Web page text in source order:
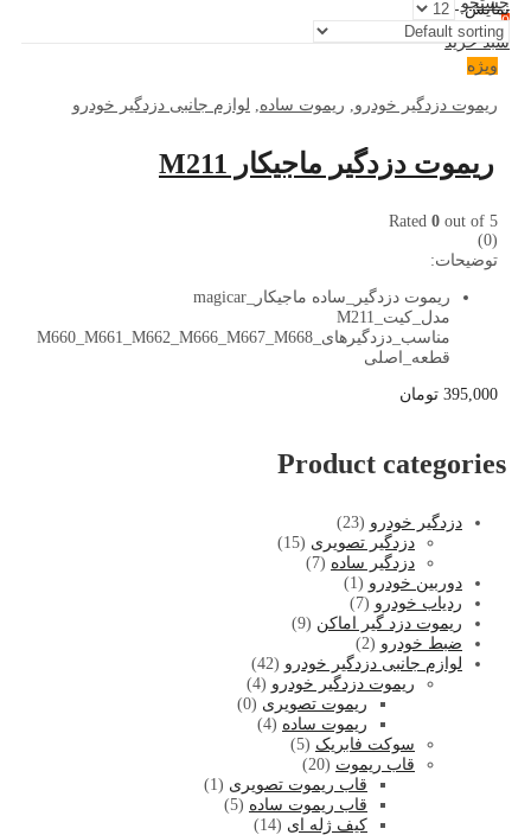
0
سبد خرید
نمایش:
ویژه
ریموت دزدگیر خودرو ریموت ساده لوازم جانبی دزدگیر خودرو
ریموت دزدگیر ماجیکار M211
Rated 0 out of 5
(0)
توضیحات:
ریموت دزدگیر_ساده ماجیکار_magicar
مدل_کیت_M211
مناسب_دزدگیرهای_M660_M661_M662_M666_M667_M668
قطعه_اصلی
395,000 تومان
Product categories
دزدگیر خودرو (23)
دزدگیر تصویری (15)
دزدگیر ساده (7)
دوربین خودرو (1)
ردیاب خودرو (7)
ریموت دزد گیر اماکن (9)
ضبط خودرو (2)
لوازم جانبی دزدگیر خودرو (42)
ریموت دزدگیر خودرو (4)
ریموت تصویری (0)
ریموت ساده (4)
سوکت فابریک (5)
قاب ریموت (20)
قاب ریموت تصویری (1)
قاب ریموت ساده (5)
کیف ژله ای (14)